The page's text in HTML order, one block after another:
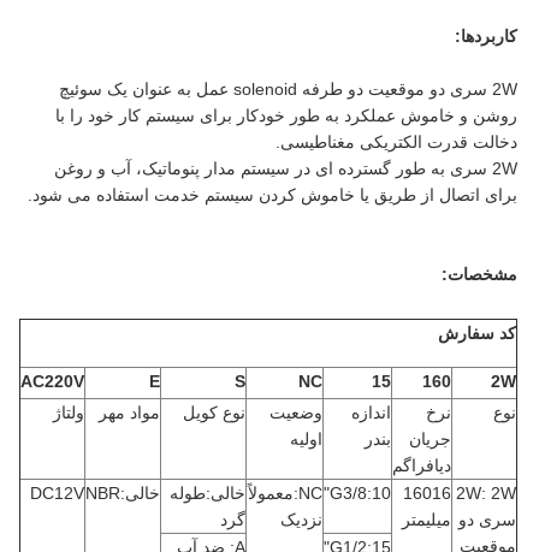
کاربردها:
2W سری دو موقعیت دو طرفه solenoid عمل به عنوان یک سوئیچ
روشن و خاموش عملکرد به طور خودکار برای سیستم کار خود را با
دخالت قدرت الکتریکی مغناطیسی.
2W سری به طور گسترده ای در سیستم مدار پنوماتیک، آب و روغن
برای اتصال از طریق یا خاموش کردن سیستم خدمت استفاده می شود.
مشخصات:
کد سفارش
2W
160
15
NC
S
E
AC220V
نوع
نرخ
جریان
دیافراگم
اندازه
بندر
وضعیت
اولیه
نوع کویل مواد مهر ولتاژ
2W: 2W
سری دو
موقعیت
16016
میلیمتر
10:G3/8"
NC:معمولاً
نزدیک
خالی:طوله
گرد
خالی:NBR DC12V
15:G1/2" A: ضد آب